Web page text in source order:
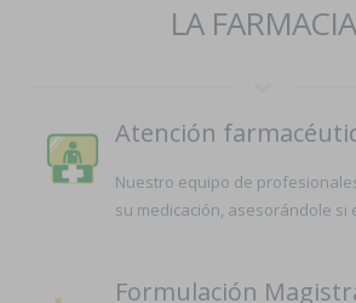
LA FARMACIA
Atención
Nuestro equipo de
su medicación, asesorándole si
Formulación